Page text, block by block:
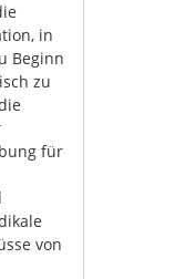
in
Beginn
zu
für
von